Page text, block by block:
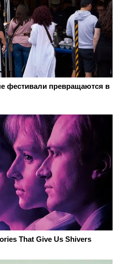
фестивали превращаются в
That Give Us Shivers